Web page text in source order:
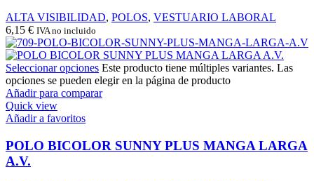
ALTA VISIBILIDAD, POLOS, VESTUARIO LABORAL
6,15 € IVA no incluido
Seleccionar opciones Este producto tiene múltiples variantes. Las
opciones se pueden elegir en la página de producto
Añadir para comparar
Quick view
Añadir a favoritos
POLO BICOLOR SUNNY PLUS MANGA LARGA
A.V.